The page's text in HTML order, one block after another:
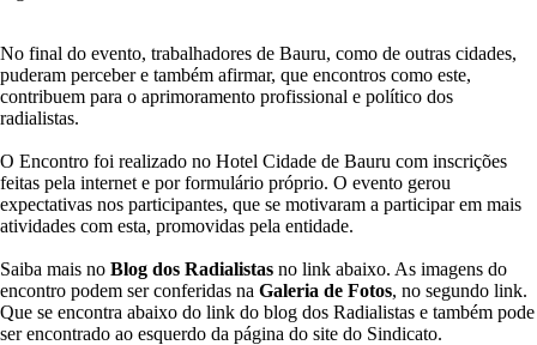
a
o
r
g
n
i
z
a
ã
o
d
a
No final do evento, trabalhadores de Bauru, como de outras cidades,
puderam perceber e também afirmar, que encontros como este,
contribuem para o aprimoramento profissional e político dos
radialistas.
O Encontro foi realizado no Hotel Cidade de Bauru com inscrições
feitas pela internet e por formulário próprio. O evento gerou
expectativas nos participantes, que se motivaram a participar em mais
atividades com esta, promovidas pela entidade.
Saiba mais no Blog dos Radialistas no link abaixo. As imagens do
encontro podem ser conferidas na Galeria de Fotos, no segundo link.
Que se encontra abaixo do link do blog dos Radialistas e também pode
ser encontrado ao esquerdo da página do site do Sindicato.